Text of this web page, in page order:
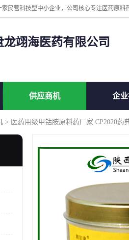
龙翊海医药有限公司
供应商机 企
> 医药用级甲钴胺原料药厂家 CP2020药